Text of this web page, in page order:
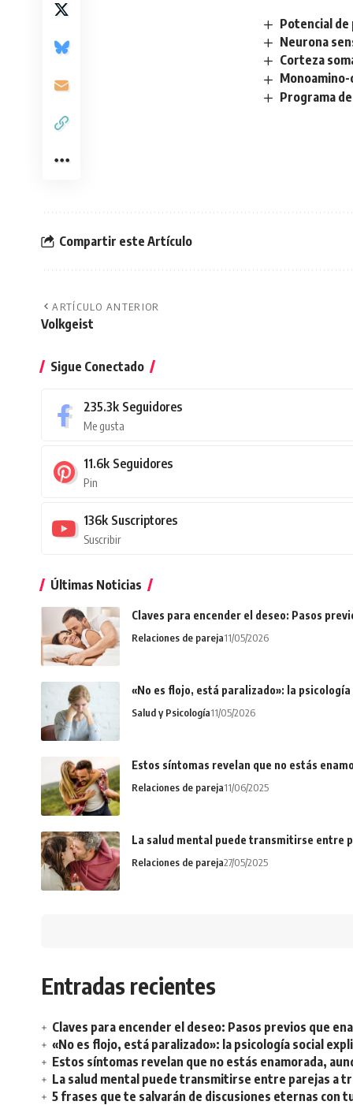
Potencial
Neurona
Corteza
Monoamino-
Programa
Compartir este Artículo
ARTÍCULO ANTERIOR
Volkgeist
Sigue Conectado
235.3k Seguidores
Me gusta
11.6k Seguidores
Pin
136k Suscriptores
Suscribir
Últimas Noticias
Claves para encender el deseo: Pasos
Relaciones de pareja11/05/2026
«No es flojo, está paralizado»: la
Salud y Psicología11/05/2026
Estos síntomas revelan que no estás
Relaciones de pareja11/06/2025
La salud mental puede transmitirse entre
Relaciones de pareja27/05/2025
Entradas recientes
Claves para encender el deseo: Pasos previos que
«No es flojo, está paralizado»: la psicología social
Estos síntomas revelan que no estás enamorada,
La salud mental puede transmitirse entre parejas a
5 frases que te salvarán de discusiones eternas con